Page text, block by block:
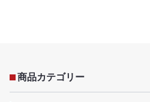
商品カテゴリー